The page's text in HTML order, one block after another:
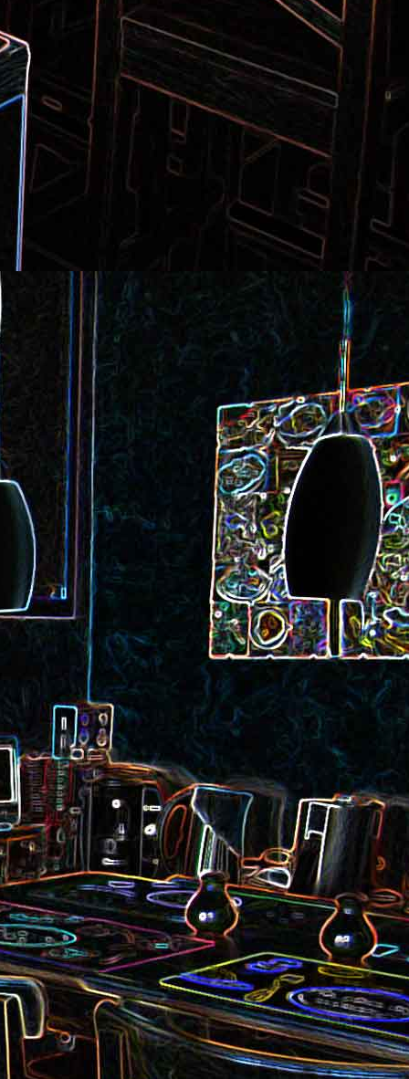
de Salade de thon aux câpres et
aux deux olives
et aux Cookie géant aux pépites de
chocolat et au miel
Noix de cajou caramélisées
au sésame
au Quesadillas à la mexicaine